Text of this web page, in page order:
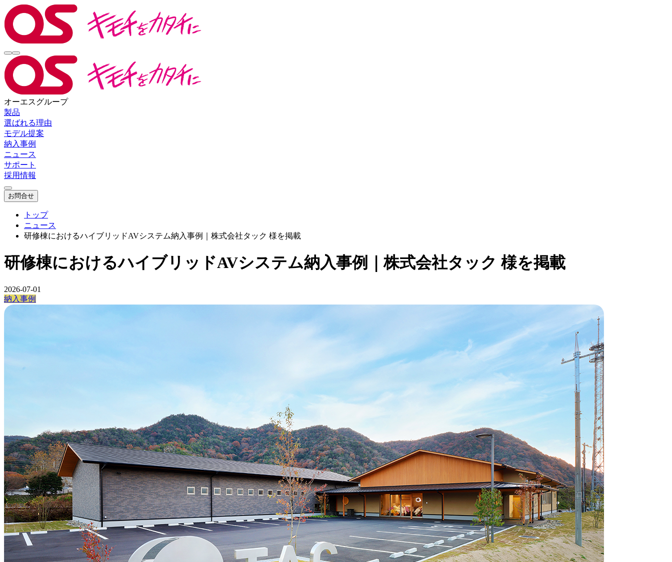
オーエスグループ
製品
選ばれる理由
モデル提案
納入事例
ニュース
サポート
採用情報
お問合せ
トップ
ニュース
研修棟におけるハイブリッドAVシステム納入事例｜株式会社タック 様を掲載
研修棟におけるハイブリッドAVシステム納入事例｜株式会社タック 様を掲載
2026-07-01
納入事例